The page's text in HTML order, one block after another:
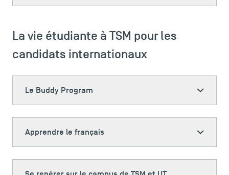
Agenda
Brochures
Logos et identité graphique
FAQ
Contact
Plans et accès à TSM
La vie étudiante à TSM pour les
candidats internationaux
Le Buddy Program
Apprendre le français